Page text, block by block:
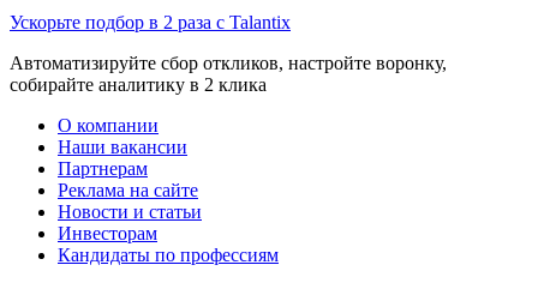
Ускорьте подбор в 2 раза с Talantix
Автоматизируйте сбор откликов, настройте воронку,
собирайте аналитику в 2 клика
О компании
Наши вакансии
Партнерам
Реклама на сайте
Новости и статьи
Инвесторам
Кандидаты по профессиям